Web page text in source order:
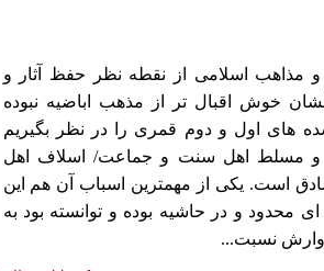
مذاهب اسلامی از نقطه نظر حفظ آثار و
خوش اقبال تر از مذهب اباضيه نبوده
های اول و دوم قمری را در نظر بگيريم
مسلط اهل سنت و جماعت/ اسلاف اهل
است. يکی از مهمترين اسباب آن هم اين
محدود و در حاشيه بوده و توانسته بود به
وارش نسبت...